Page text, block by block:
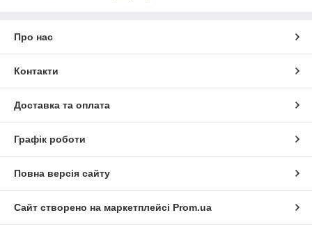
Про нас
Контакти
Доставка та оплата
Графік роботи
Повна версія сайту
Сайт створено на маркетплейсі Prom.ua